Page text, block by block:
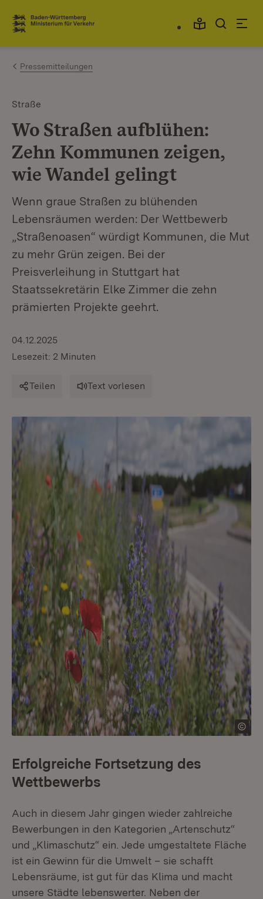
Zum Inhalt springen
Link zur Startseite
Pressemitteilungen
Straße
Wo Straßen aufblühen:
Zehn Kommunen zeigen,
wie Wandel gelingt
Wenn graue Straßen zu blühenden
Lebensräumen werden: Der Wettbewerb
„Straßenoasen“ würdigt Kommunen, die Mut
zu mehr Grün zeigen. Bei der
Preisverleihung in Stuttgart hat
Staatssekretärin Elke Zimmer die zehn
prämierten Projekte geehrt.
04.12.2025
Lesezeit: 2 Minuten
Teilen Text vorlesen
Erfolgreiche Fortsetzung des
Wettbewerbs
Auch in diesem Jahr gingen wieder zahlreiche
Bewerbungen in den Kategorien „Artenschutz“
und „Klimaschutz“ ein. Jede umgestaltete Fläche
ist ein Gewinn für die Umwelt – sie schafft
Lebensräume, ist gut für das Klima und macht
unsere Städte lebenswerter. Neben der